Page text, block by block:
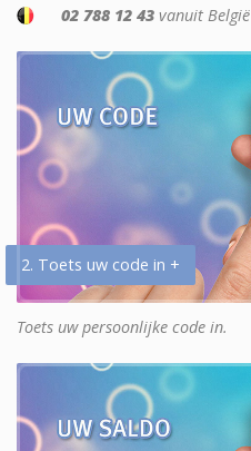
02 788 12 43 vanuit België
2. Toets uw code in +
Toets uw persoonlijke code in.